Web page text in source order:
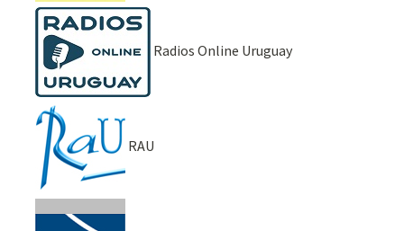
Radios Online Uruguay
RAU